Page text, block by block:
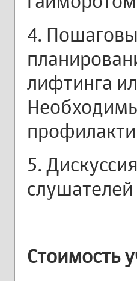
4.
лифтинга
5.
слушателей
Стоимость